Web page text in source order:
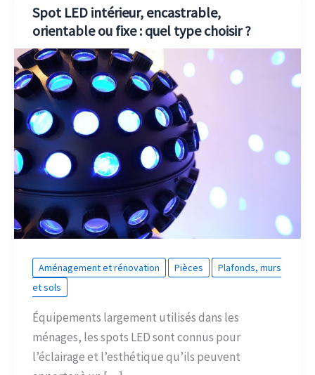
Spot LED intérieur, encastrable,
orientable ou fixe : quel type choisir ?
Aménagement et rénovation Pièces
Plafonds, murs
et sols
Équipements largement utilisés dans les
ménages, les spots LED sont connus pour
l’éclairage et l’esthétique qu’ils peuvent